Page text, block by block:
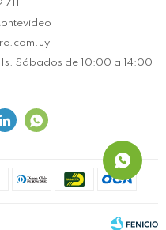
Sábados de 10:00 a 14:00
 